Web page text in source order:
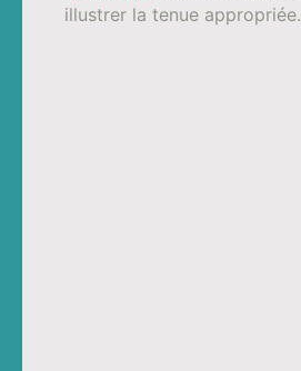
illustrer la tenue appropriée.